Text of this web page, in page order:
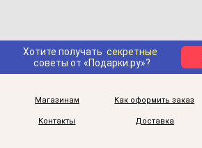
Хотите получать секретные
советы от «Подарки.ру»?
Магазинам Как оформить заказ
Контакты Доставка